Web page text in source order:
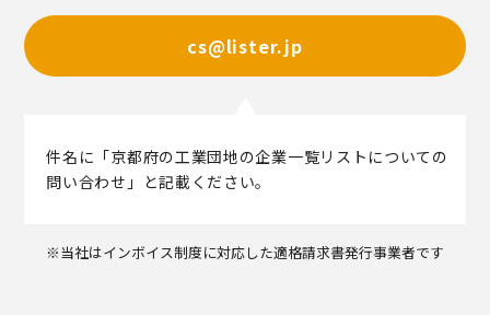
cs@lister.jp
件名に「京都府の工業団地の企業一覧リストについての
問い合わせ」と記載ください。
※当社はインボイス制度に対応した適格請求書発行事業者です